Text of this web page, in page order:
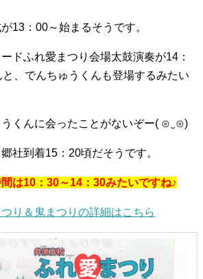
13：00～始まるそうです。
ドふれ愛まつり会場太鼓演奏が14：
、でんちゅうくんも登場するみたい
くんに会ったことがないぞー( ⊙‿⊙)
社到着15：20頃だそうです。
は10：30～14：30みたいですね♪
り＆鬼まつりの詳細はこちら